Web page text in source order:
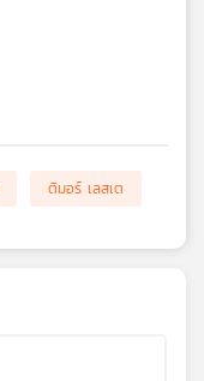
ติมอร์ เลสเต